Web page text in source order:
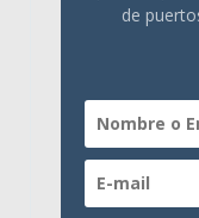
de